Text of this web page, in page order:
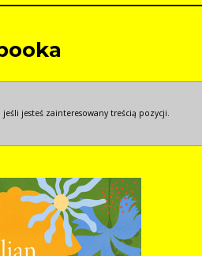
jeśli jesteś zainteresowany treścią pozycji.